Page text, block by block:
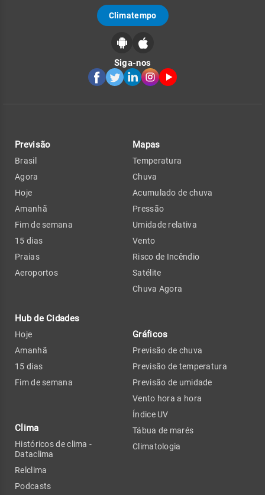
Climatempo
Siga-nos
Previsão
Brasil
Agora
Hoje
Amanhã
Fim de semana
15 dias
Praias
Aeroportos
Hub de Cidades
Hoje
Amanhã
15 dias
Fim de semana
Clima
Históricos de clima -
Dataclima
Relclima
Podcasts
Mapas
Temperatura
Chuva
Acumulado de chuva
Pressão
Umidade relativa
Vento
Risco de Incêndio
Satélite
Chuva Agora
Gráficos
Previsão de chuva
Previsão de temperatura
Previsão de umidade
Vento hora a hora
Índice UV
Tábua de marés
Climatologia